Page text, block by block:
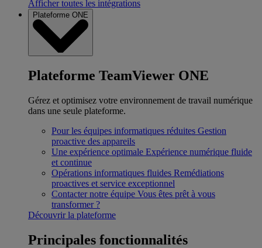
Afficher toutes les intégrations
Plateforme ONE
Plateforme TeamViewer ONE
Gérez et optimisez votre environnement de travail numérique
dans une seule plateforme.
Pour les équipes informatiques réduites Gestion
proactive des appareils
Une expérience optimale Expérience numérique fluide
et continue
Opérations informatiques fluides Remédiations
proactives et service exceptionnel
Contacter notre équipe Vous êtes prêt à vous
transformer ?
Découvrir la plateforme
Principales fonctionnalités